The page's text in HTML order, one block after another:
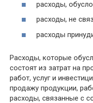
расходы,
расходы, не
расходы
Расходы, которые
состоят из затрат на
работ, услуг и
продажу продукции,
расходы, связанные с